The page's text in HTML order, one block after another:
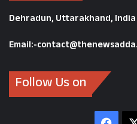
Dehradun, Uttarakhand, India
Email:-
Follow Us on